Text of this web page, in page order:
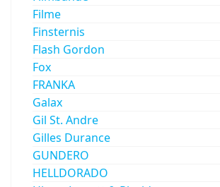
Filme
Finsternis
Flash Gordon
Fox
FRANKA
Galax
Gil St. Andre
Gilles Durance
GUNDERO
HELLDORADO